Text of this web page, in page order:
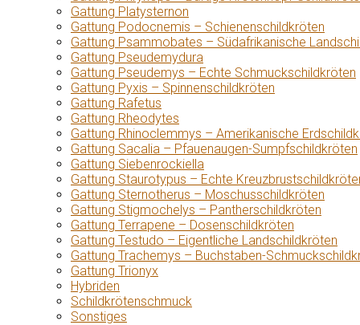
Gattung Platysternon
Gattung Podocnemis – Schienenschildkröten
Gattung Psammobates – Südafrikanische
Gattung Pseudemydura
Gattung Pseudemys – Echte Schmuckschildkröten
Gattung Pyxis – Spinnenschildkröten
Gattung Rafetus
Gattung Rheodytes
Gattung Rhinoclemmys – Amerikanische
Gattung Sacalia – Pfauenaugen-Sumpfschildkröten
Gattung Siebenrockiella
Gattung Staurotypus – Echte
Gattung Sternotherus – Moschusschildkröten
Gattung Stigmochelys – Pantherschildkröten
Gattung Terrapene – Dosenschildkröten
Gattung Testudo – Eigentliche Landschildkröten
Gattung Trachemys – Buchstaben-
Gattung Trionyx
Hybriden
Schildkrötenschmuck
Sonstiges